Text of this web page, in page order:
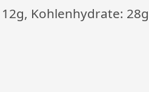
Kohlenhydrate: